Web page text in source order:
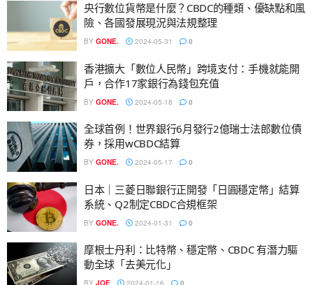
央行數位貨幣是什麼？CBDC的種類、優缺點和風
險、各國發展現況與法規整理
BY GONE. 2024-05-31 0
香港擴大「數位人民幣」跨境支付：手機就能開
戶，合作17家銀行為錢包充值
BY GONE. 2024-05-18 0
全球首例！世界銀行6月發行2億瑞士法郎數位債
券，採用wCBDC結算
BY GONE. 2024-05-17 0
日本｜三菱日聯銀行正開發「日圓穩定幣」結算
系統、Q2制定CBDC合規框架
BY GONE. 2024-01-31 0
摩根士丹利：比特幣、穩定幣、CBDC 有潛力驅
動全球「去美元化」
BY JOE 2024-01-16 0